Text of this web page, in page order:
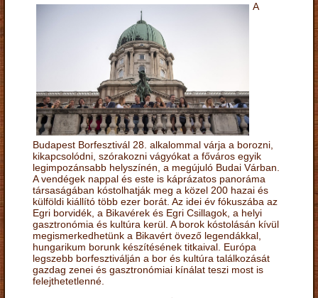
A
Budapest Borfesztivál 28. alkalommal várja a borozni,
kikapcsolódni, szórakozni vágyókat a főváros egyik
legimpozánsabb helyszínén, a megújuló Budai Várban.
A vendégek nappal és este is káprázatos panoráma
társaságában kóstolhatják meg a közel 200 hazai és
külföldi kiállító több ezer borát. Az idei év fókuszába az
Egri borvidék, a Bikavérek és Egri Csillagok, a helyi
gasztronómia és kultúra kerül. A borok kóstolásán kívül
megismerkedhetünk a Bikavért övező legendákkal,
hungarikum borunk készítésének titkaival. Európa
legszebb borfesztiválján a bor és kultúra találkozását
gazdag zenei és gasztronómiai kínálat teszi most is
felejthetetlenné.